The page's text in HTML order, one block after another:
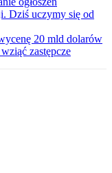
Dziś uczymy się od
20 mld dolarów
zastępcze